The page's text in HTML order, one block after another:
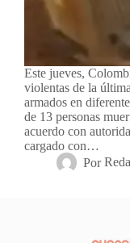
Este jueves,
violentas de la
armados en
de 13 personas
acuerdo con
cargado con…
Por